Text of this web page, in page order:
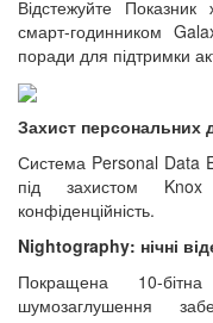
Відстежуйте Показник
смарт-годинником
поради для підтримки
Захист персональних
Система Personal Data
під захистом Knox
конфіденційність.
Nightography: нічні
Покращена 10-
шумозаглушення